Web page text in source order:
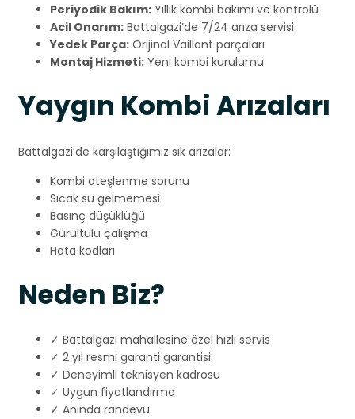
Periyodik Bakım: Yıllık kombi bakımı ve kontrolü
Acil Onarım: Battalgazi’de 7/24 arıza servisi
Yedek Parça: Orijinal Vaillant parçaları
Montaj Hizmeti: Yeni kombi kurulumu
Yaygın Kombi Arızaları
Battalgazi’de karşılaştığımız sık arızalar:
Kombi ateşlenme sorunu
Sıcak su gelmemesi
Basınç düşüklüğü
Gürültülü çalışma
Hata kodları
Neden Biz?
✓ Battalgazi mahallesine özel hızlı servis
✓ 2 yıl resmi garanti garantisi
✓ Deneyimli teknisyen kadrosu
✓ Uygun fiyatlandırma
✓ Anında randevu